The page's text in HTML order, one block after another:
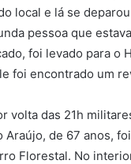
local e lá se
pessoa que
foi levado para o
foi encontrado um
volta das 21h
de 67 anos,
Florestal. No